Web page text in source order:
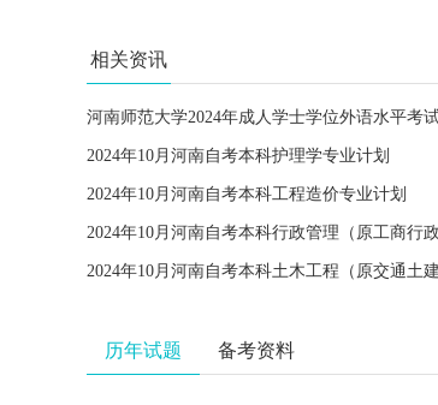
相关资讯
河南师范大学2024年成人学士学位外语水平考
2024年10月河南自考本科护理学专业计划
2024年10月河南自考本科工程造价专业计划
历年试题 备考资料